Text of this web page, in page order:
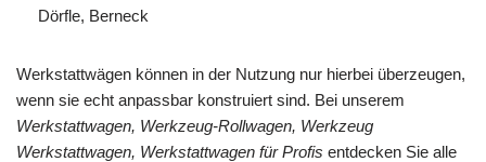
Dörfle, Berneck
Werkstattwägen können in der Nutzung nur hierbei überzeugen,
wenn sie echt anpassbar konstruiert sind. Bei unserem
Werkstattwagen, Werkzeug-Rollwagen, Werkzeug
Werkstattwagen, Werkstattwagen für Profis entdecken Sie alle